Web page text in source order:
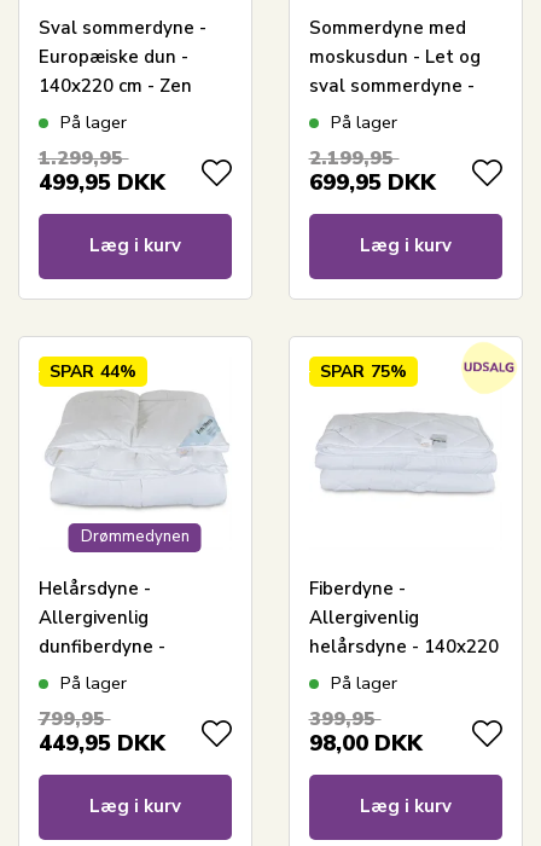
Sval sommerdyne -
Europæiske dun -
140x220 cm - Zen
Sleep
På lager
1.299,95
499,95 DKK
Læg i kurv
Sommerdyne med
moskusdun - Let og
sval sommerdyne -
140x220 cm - Zen
På lager
2.199,95
699,95 DKK
Læg i kurv
Drømmedynen
SPAR 44%
Helårsdyne -
Allergivenlig
dunfiberdyne -
140x220 cm -
Sleep
På lager
799,95
449,95 DKK
Læg i kurv
SPAR 75%
Fiberdyne -
Allergivenlig
helårsdyne - 140x220
cm - Zen Sleep dyne
På lager
399,95
98,00 DKK
Læg i kurv